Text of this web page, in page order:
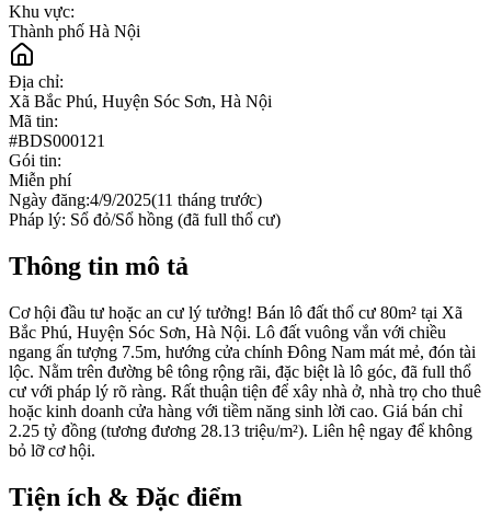
Khu vực:
Thành phố Hà Nội
Địa chỉ:
Xã Bắc Phú, Huyện Sóc Sơn, Hà Nội
Mã tin:
#BDS000121
Gói tin:
Miễn phí
Ngày đăng:4/9/2025(11 tháng trước)
Pháp lý: Sổ đỏ/Sổ hồng (đã full thổ cư)
Thông tin mô tả
Cơ hội đầu tư hoặc an cư lý tưởng! Bán lô đất thổ cư 80m² tại Xã
Bắc Phú, Huyện Sóc Sơn, Hà Nội. Lô đất vuông vắn với chiều
ngang ấn tượng 7.5m, hướng cửa chính Đông Nam mát mẻ, đón tài
lộc. Nằm trên đường bê tông rộng rãi, đặc biệt là lô góc, đã full thổ
cư với pháp lý rõ ràng. Rất thuận tiện để xây nhà ở, nhà trọ cho thuê
hoặc kinh doanh cửa hàng với tiềm năng sinh lời cao. Giá bán chỉ
2.25 tỷ đồng (tương đương 28.13 triệu/m²). Liên hệ ngay để không
bỏ lỡ cơ hội.
Tiện ích & Đặc điểm